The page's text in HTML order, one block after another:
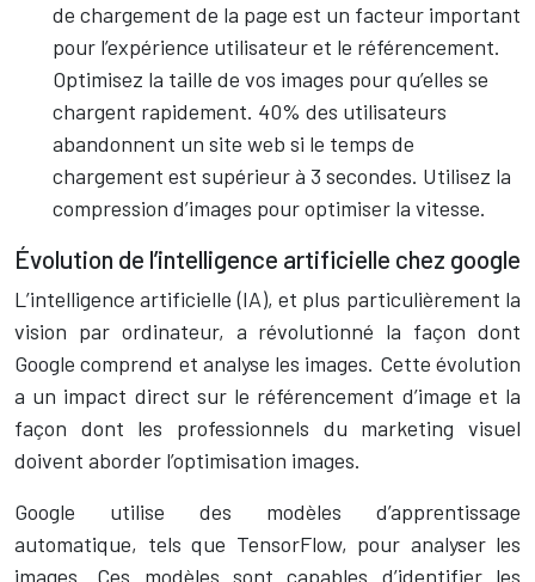
de chargement de la page est un facteur important
pour l’expérience utilisateur et le référencement.
Optimisez la taille de vos images pour qu’elles se
chargent rapidement. 40% des utilisateurs
abandonnent un site web si le temps de
chargement est supérieur à 3 secondes. Utilisez la
compression d’images pour optimiser la vitesse.
Évolution de l’intelligence artificielle chez google
L’intelligence artificielle (IA), et plus particulièrement la
vision par ordinateur, a révolutionné la façon dont
Google comprend et analyse les images. Cette évolution
a un impact direct sur le référencement d’image et la
façon dont les professionnels du marketing visuel
doivent aborder l’optimisation images.
Google utilise des modèles d’apprentissage
automatique, tels que TensorFlow, pour analyser les
images. Ces modèles sont capables d’identifier les